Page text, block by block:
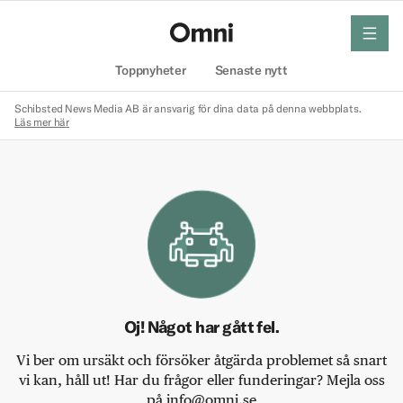
Toppnyheter Senaste nytt
meny
Schibsted News Media AB är ansvarig för dina data på denna webbplats.
Läs mer här
Oj! Något har gått fel.
Vi ber om ursäkt och försöker åtgärda problemet så snart
vi kan, håll ut! Har du frågor eller funderingar? Mejla oss